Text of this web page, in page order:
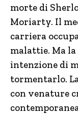
morte di
Moriarty. Il
carriera
malattie. Ma
intenzione di
tormentarlo.
con venature